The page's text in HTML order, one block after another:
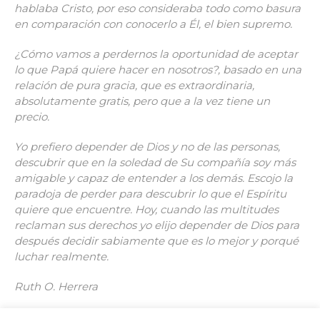
hablaba Cristo, por eso consideraba todo como basura
en comparación con conocerlo a Él, el bien supremo.
¿Cómo vamos a perdernos la oportunidad de aceptar
lo que Papá quiere hacer en nosotros?, basado en una
relación de pura gracia, que es extraordinaria,
absolutamente gratis, pero que a la vez tiene un
precio.
Yo prefiero depender de Dios y no de las personas,
descubrir que en la soledad de Su compañía soy más
amigable y capaz de entender a los demás. Escojo la
paradoja de perder para descubrir lo que el Espíritu
quiere que encuentre. Hoy, cuando las multitudes
reclaman sus derechos yo elijo depender de Dios para
después decidir sabiamente que es lo mejor y porqué
luchar realmente.
Ruth O. Herrera